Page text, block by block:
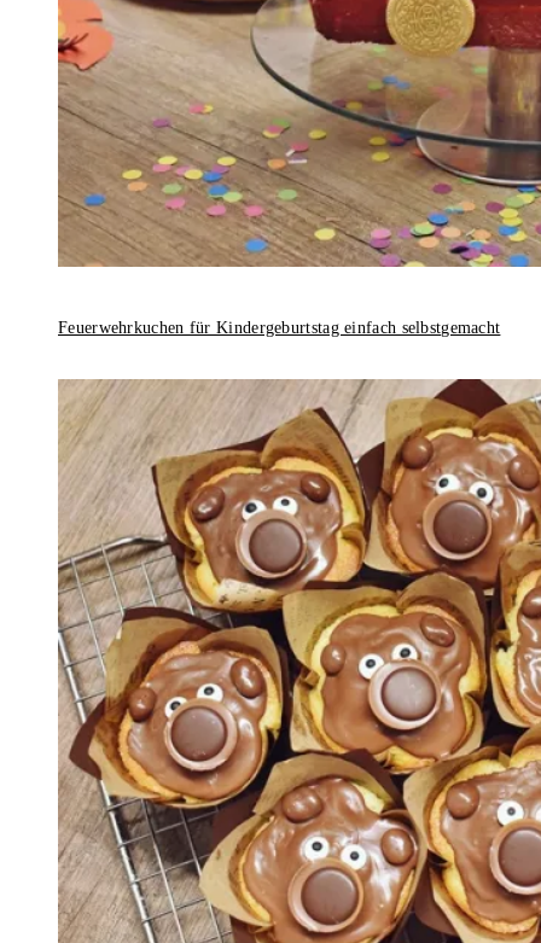
Feuerwehrkuchen für Kindergeburtstag einfach selbstgemacht